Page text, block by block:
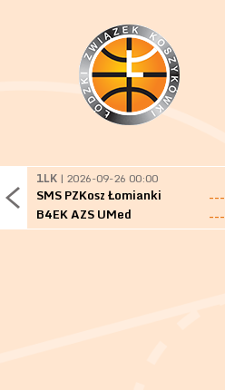
1LK | 2026-09-26 00:00
SMS PZKosz Łomianki
---
B4EK AZS UMed
---